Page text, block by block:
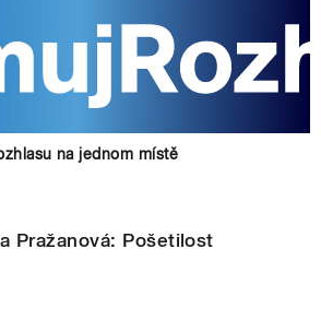
na jednom místě
Pražanová: Pošetilost